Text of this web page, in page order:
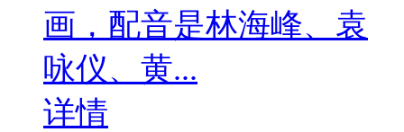
画，配音是林海峰、袁
咏仪、黄...
详情